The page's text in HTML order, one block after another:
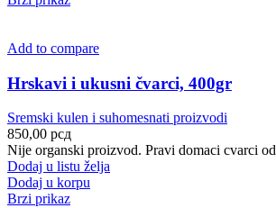
Add to compare
Hrskavi i ukusni čvarci, 400gr
Sremski kulen i suhomesnati proizvodi
850,00 рсд
Nije organski proizvod. Pravi domaci cvarci
Dodaj u listu želja
Dodaj u korpu
Brzi prikaz